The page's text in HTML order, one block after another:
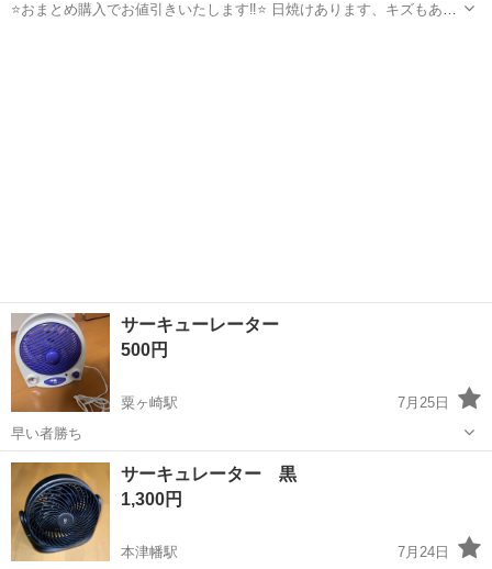
⭐️おまとめ購入でお値引きいたします‼︎⭐️ 日焼けあります、キズもあり
サーキューレーター
500円
粟ヶ崎駅
7月25日
早い者勝ち
石川 河北郡 粟ヶ崎駅 季節、空調家電
サーキュレーター 黒
1,300円
本津幡駅
7月24日